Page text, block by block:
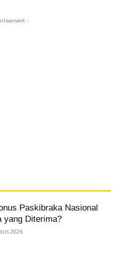
-
Paskibraka Nasional
yang Diterima?
2026